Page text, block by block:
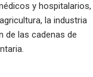
y hospitalarios,
la industria
de las cadenas de